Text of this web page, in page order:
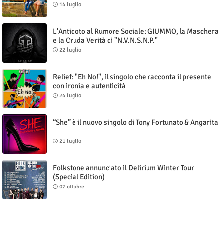
14 luglio
L'Antidoto al Rumore Sociale: GIUMMO, la Maschera
e la Cruda Verità di "N.V.N.S.N.P."
22 luglio
Relief: "Eh No!", il singolo che racconta il presente
con ironia e autenticità
24 luglio
“She” è il nuovo singolo di Tony Fortunato & Angarita
21 luglio
Folkstone annunciato il Delirium Winter Tour
(Special Edition)
07 ottobre